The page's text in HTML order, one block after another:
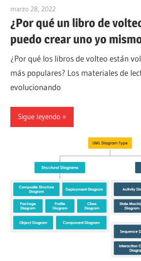
marzo 28, 2022
¿Por qué un libro de
puedo crear uno yo
¿Por qué los libros de volteo están
más populares? Los materiales de
evolucionando
Sigue leyendo